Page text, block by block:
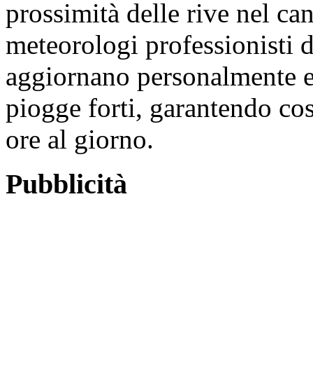
prossimità delle rive nel
meteorologi professionisti
aggiornano
piogge forti, garantendo
ore al giorno.
Pubblicità